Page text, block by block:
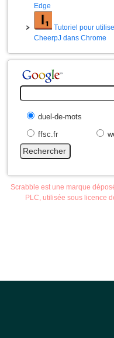
Edge
Tutoriel pour
CheerpJ dans Chrome
duel-de-mots
ffsc.fr
Scrabble est une marque
PLC, utilisée sous licence